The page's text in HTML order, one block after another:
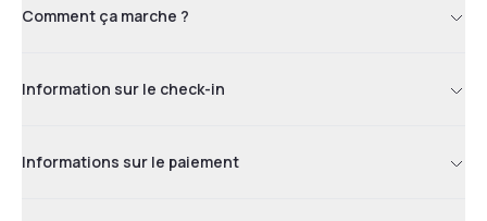
Comment ça marche ?
Information sur le check-in
Informations sur le paiement